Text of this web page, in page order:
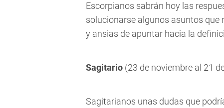
Escorpianos sabrán hoy las
solucionarse algunos asuntos que
y ansias de apuntar hacia la
Sagitario (23 de noviembre al 21
Sagitarianos unas dudas que